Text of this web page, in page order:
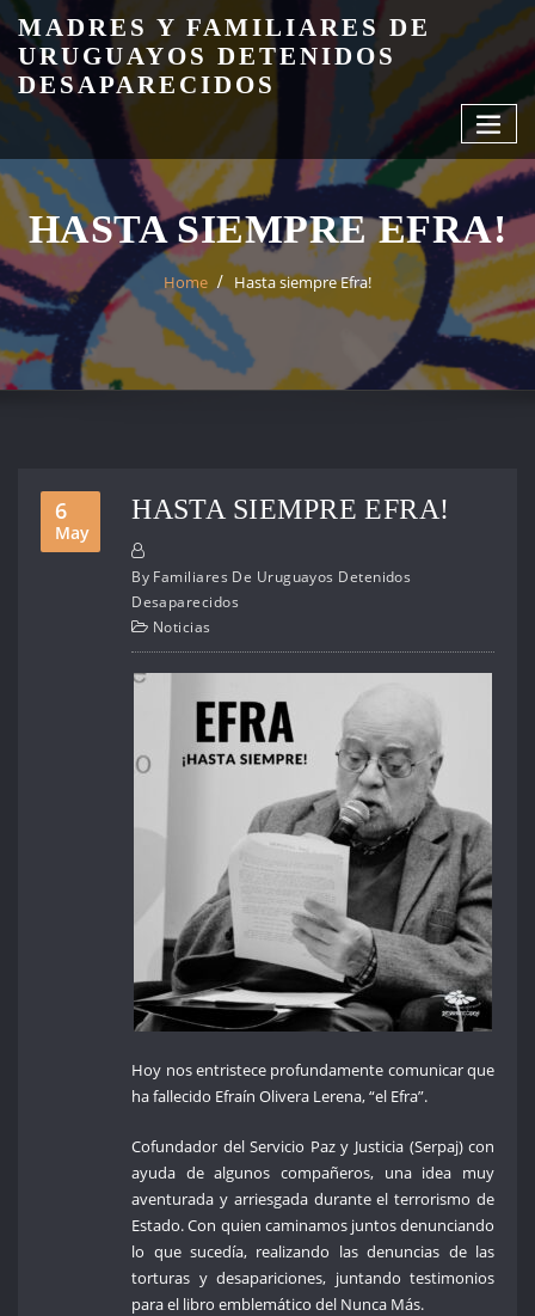
Skip
content
MADRES Y FAMILIARES DE
URUGUAYOS DETENIDOS
DESAPARECIDOS
HASTA SIEMPRE EFRA!
Home Hasta siempre Efra!
6
May
HASTA SIEMPRE EFRA!
By Familiares De Uruguayos Detenidos
Desaparecidos
Noticias
Hoy nos entristece profundamente comunicar que
ha fallecido Efraín Olivera Lerena, “el Efra”.
Cofundador del Servicio Paz y Justicia (Serpaj) con
ayuda de algunos compañeros, una idea muy
aventurada y arriesgada durante el terrorismo de
Estado. Con quien caminamos juntos denunciando
lo que sucedía, realizando las denuncias de las
torturas y desapariciones, juntando testimonios
para el libro emblemático del Nunca Más.